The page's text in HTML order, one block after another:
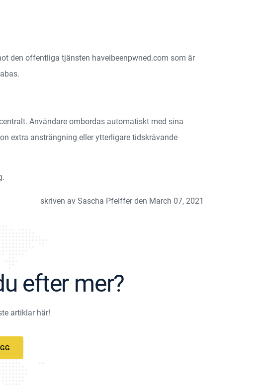
den offentliga tjänsten haveibeenpwned.com som är
Användare ombordas automatiskt med sina
extra ansträngning eller ytterligare tidskrävande
skriven av Sascha Pfeiffer den March 07, 2021
efter mer?
artiklar här!